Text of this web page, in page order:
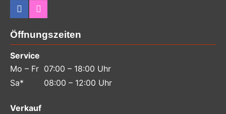
Öffnungszeiten
Service
Mo – Fr 07:00 – 18:00 Uhr
Sa*
08:00 – 12:00 Uhr
Verkauf